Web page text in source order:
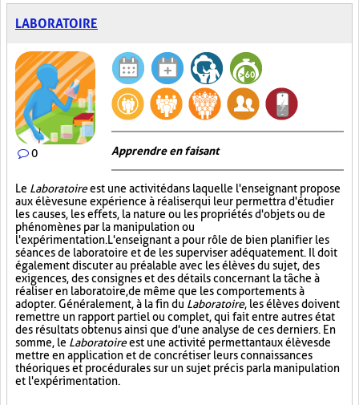
LABORATOIRE
0 Apprendre en faisant
Le Laboratoireest une activité dans laquelle l'enseignant propose
aux élèves une expérience à réaliser qui leur permettra d'étudier
les causes, les effets, la nature ou les propriétés d'objets ou de
phénomènes par la manipulation ou
l'expérimentation. L'enseignant a pour rôle de bien planifier les
séances de laboratoire et de les superviser adéquatement. Il doit
également discuter au préalable avec les élèves du sujet, des
exigences, des consignes et des détails concernant la tâche à
réaliser en laboratoire, de même que les comportements à
adopter. Généralement, à la fin du Laboratoire, les élèves doivent
remettre un rapport partiel ou complet, qui fait entre autres état
des résultats obtenus ainsi que d'une analyse de ces derniers. En
somme, le Laboratoireest une activité permettant aux élèves de
mettre en application et de concrétiser leurs connaissances
théoriques et procédurales sur un sujet précis par la manipulation
et l'expérimentation.